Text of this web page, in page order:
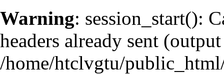
Warning: session_start():
headers already sent
/home/htclvgtu/